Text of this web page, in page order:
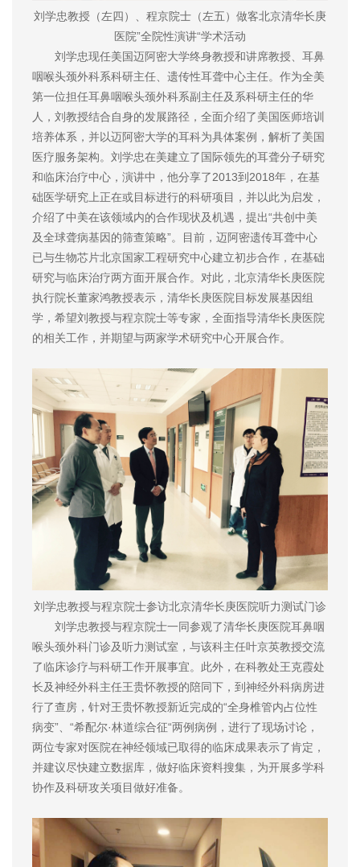
刘学忠教授（左四）、程京院士（左五）做客北京清华长庚
医院”全院性演讲“学术活动
刘学忠现任美国迈阿密大学终身教授和讲席教授、耳鼻
咽喉头颈外科系科研主任、遗传性耳聋中心主任。作为全美
第一位担任耳鼻咽喉头颈外科系副主任及系科研主任的华
人，刘教授结合自身的发展路径，全面介绍了美国医师培训
培养体系，并以迈阿密大学的耳科为具体案例，解析了美国
医疗服务架构。刘学忠在美建立了国际领先的耳聋分子研究
和临床治疗中心，演讲中，他分享了2013到2018年，在基
础医学研究上正在或目标进行的科研项目，并以此为启发，
介绍了中美在该领域内的合作现状及机遇，提出“共创中美
及全球聋病基因的筛查策略”。目前，迈阿密遗传耳聋中心
已与生物芯片北京国家工程研究中心建立初步合作，在基础
研究与临床治疗两方面开展合作。对此，北京清华长庚医院
执行院长董家鸿教授表示，清华长庚医院目标发展基因组
学，希望刘教授与程京院士等专家，全面指导清华长庚医院
的相关工作，并期望与两家学术研究中心开展合作。
刘学忠教授与程京院士参访北京清华长庚医院听力测试门诊
刘学忠教授与程京院士一同参观了清华长庚医院耳鼻咽
喉头颈外科门诊及听力测试室，与该科主任叶京英教授交流
了临床诊疗与科研工作开展事宜。此外，在科教处王克霞处
长及神经外科主任王贵怀教授的陪同下，到神经外科病房进
行了查房，针对王贵怀教授新近完成的“全身椎管内占位性
病变”、“希配尔·林道综合征“两例病例，进行了现场讨论，
两位专家对医院在神经领域已取得的临床成果表示了肯定，
并建议尽快建立数据库，做好临床资料搜集，为开展多学科
协作及科研攻关项目做好准备。